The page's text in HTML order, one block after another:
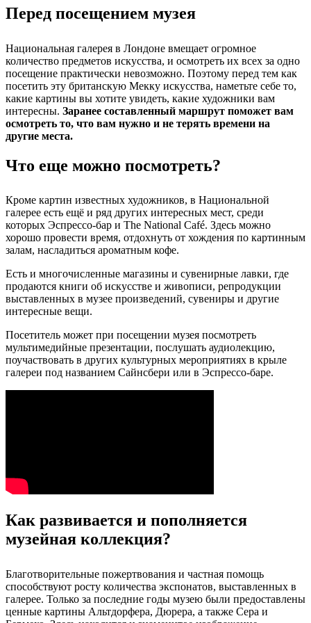
Перед посещением музея
Национальная галерея в Лондоне вмещает огромное
количество предметов искусства, и осмотреть их всех за одно
посещение практически невозможно. Поэтому перед тем как
посетить эту британскую Мекку искусства, наметьте себе то,
какие картины вы хотите увидеть, какие художники вам
интересны. Заранее составленный маршрут поможет вам
осмотреть то, что вам нужно и не терять времени на
другие места.
Что еще можно посмотреть?
Кроме картин известных художников, в Национальной
галерее есть ещё и ряд других интересных мест, среди
которых Эспрессо-бар и The National Café. Здесь можно
хорошо провести время, отдохнуть от хождения по картинным
залам, насладиться ароматным кофе.
Есть и многочисленные магазины и сувенирные лавки, где
продаются книги об искусстве и живописи, репродукции
выставленных в музее произведений, сувениры и другие
интересные вещи.
Посетитель может при посещении музея посмотреть
мультимедийные презентации, послушать аудиолекцию,
поучаствовать в других культурных мероприятиях в крыле
галереи под названием Сайнсбери или в Эспрессо-баре.
Как развивается и пополняется
музейная коллекция?
Благотворительные пожертвования и частная помощь
способствуют росту количества экспонатов, выставленных в
галерее. Только за последние годы музею были предоставлены
ценные картины Альтдорфера, Дюрера, а также Сера и